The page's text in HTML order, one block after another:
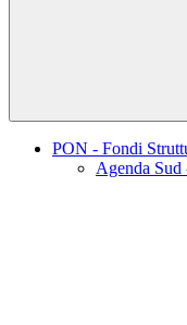
PON - Fondi
Agenda